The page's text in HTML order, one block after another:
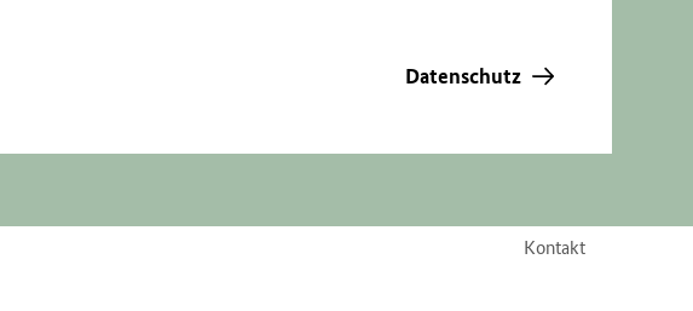
Datenschutz
Kontakt